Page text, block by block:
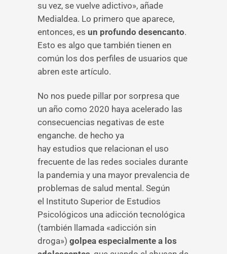
su vez, se vuelve adictivo», añade
Medialdea. Lo primero que aparece,
entonces, es un profundo desencanto.
Esto es algo que también tienen en
común los dos perfiles de usuarios que
abren este artículo.
No nos puede pillar por sorpresa que
un año como 2020 haya acelerado las
consecuencias negativas de este
enganche. de hecho ya
hay estudios que relacionan el uso
frecuente de las redes sociales durante
la pandemia y una mayor prevalencia de
problemas de salud mental. Según
el Instituto Superior de Estudios
Psicológicos una adicción tecnológica
(también llamada «adicción sin
droga») golpea especialmente a los